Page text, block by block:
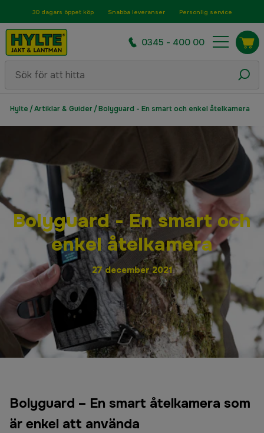
30 dagars öppet köp Snabba leveranser Personlig service
0345 - 400 00
Hylte /Artiklar & Guider/Bolyguard - En smart och enkel åtelkamera
Bolyguard - En smart och
enkel åtelkamera
27 december 2021
Bolyguard – En smart åtelkamera som
är enkel att använda